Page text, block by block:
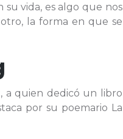
vida, es algo que nos
la forma en que se
a quien dedicó un libro
por su poemario La